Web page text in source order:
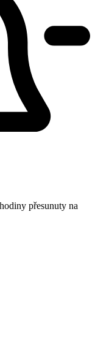
přesunuty na